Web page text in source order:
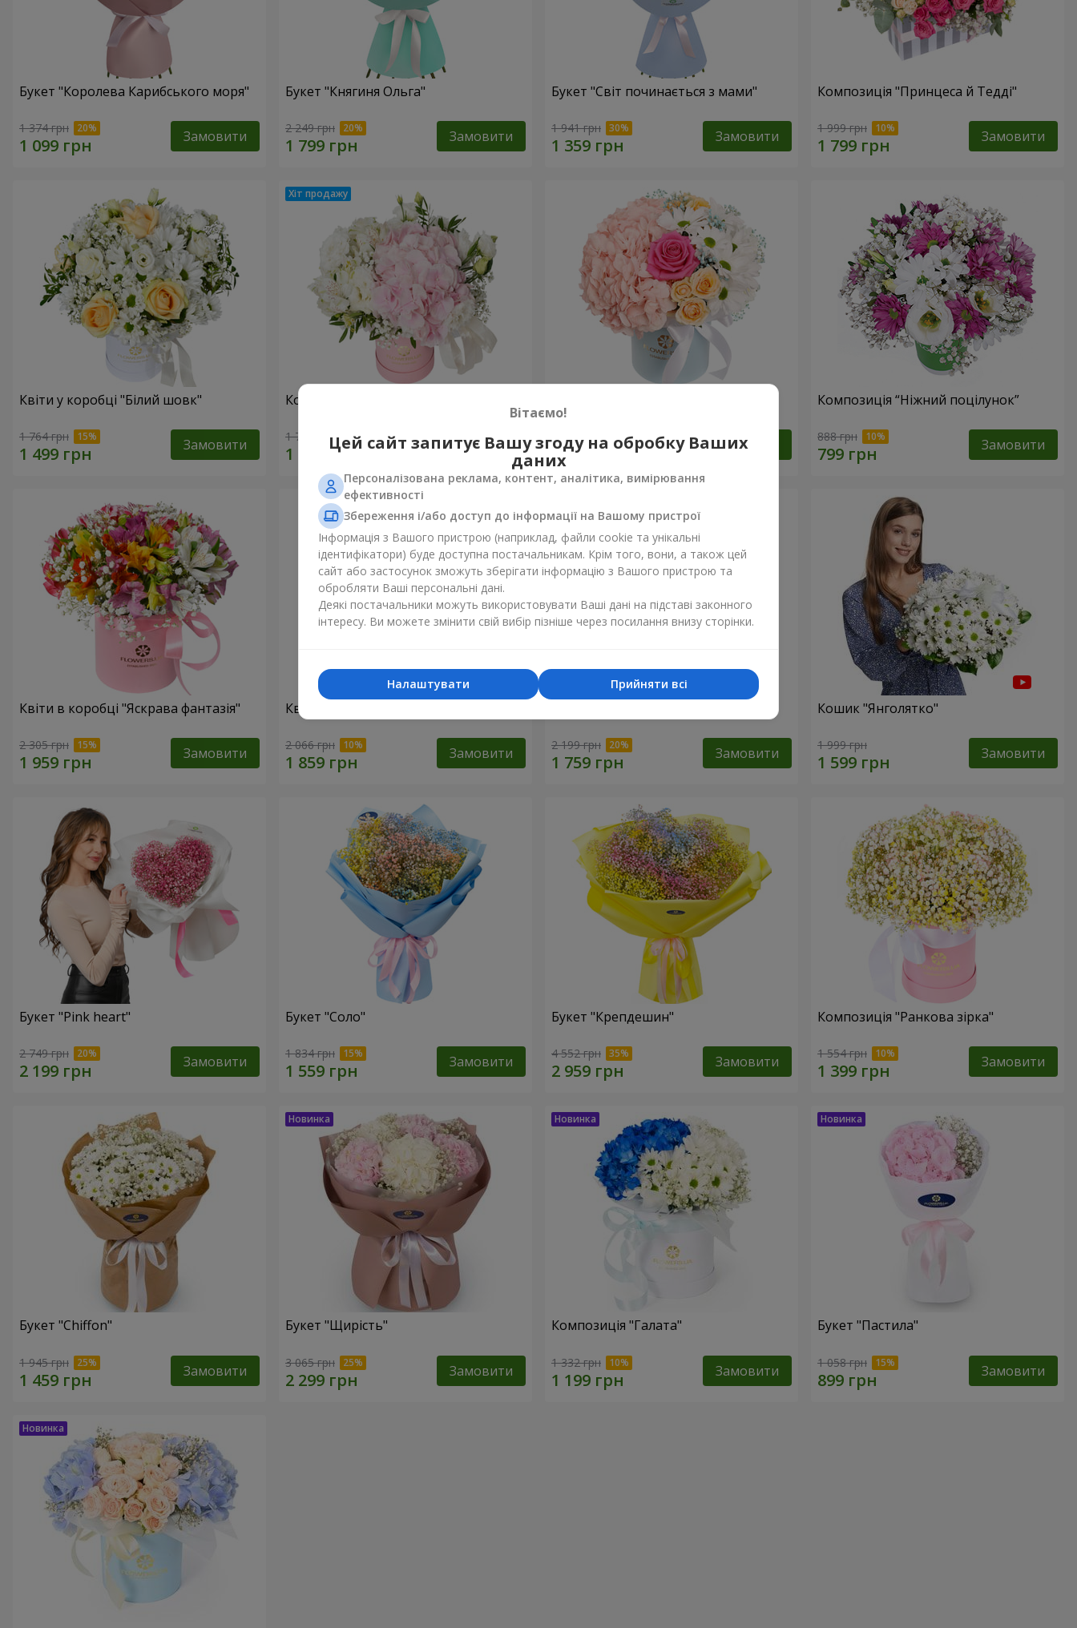
Букет "Королева Карибського моря"
1 374 грн Замовити
Букет "Княгиня Ольга"
2 249 грн Замовити
Букет "Світ починається з мами"
1 941 грн Замовити
Композиція "Принцеса й Тедді"
1 999 грн Замовити
Квіти у коробці "Білий шовк"
1 764 грн Замовити
Композиція "Ніжний дотик"
1 732 грн Замовити 1 599 грн Замовити
Композиція “Ніжний поцілунок”
888 грн Замовити
Квіти в коробці "Яскрава фантазія"
2 305 грн Замовити
Квіти в коробці "Соломія"
2 066 грн Замовити 2 199 грн Замовити
Кошик "Янголятко"
1 999 грн Замовити
Букет "Pink heart"
2 749 грн Замовити
Букет "Соло"
1 834 грн Замовити
Букет "Крепдешин"
4 552 грн Замовити
Композиція "Ранкова зірка"
1 554 грн Замовити
Букет "Chiffon"
1 945 грн Замовити
Букет "Щирість"
3 065 грн Замовити
Композиція "Галата"
1 332 грн Замовити
Букет "Пастила"
1 058 грн Замовити
Вітаємо!
Цей сайт запитує Вашу згоду на обробку Ваших
даних
Персоналізована реклама, контент, аналітика, вимірювання
ефективності
Збереження і/або доступ до інформації на Вашому пристрої
Інформація з Вашого пристрою (наприклад, файли cookie та унікальні
ідентифікатори) буде доступна постачальникам. Крім того, вони, а також цей
сайт або застосунок зможуть зберігати інформацію з Вашого пристрою та
обробляти Ваші персональні дані.
Деякі постачальники можуть використовувати Ваші дані на підставі законного
інтересу. Ви можете змінити свій вибір пізніше через посилання внизу сторінки.
Прийняти всі
Налаштувати